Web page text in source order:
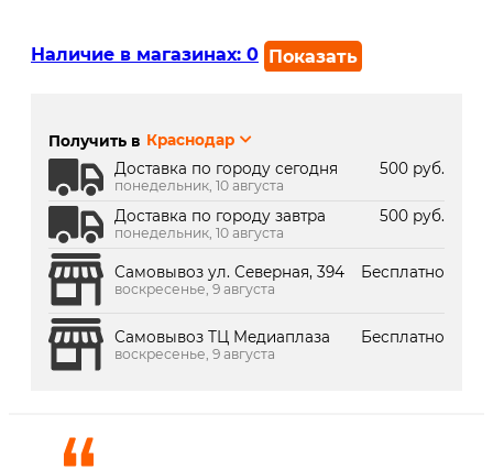
Наличие в магазинах: 0 Показать
г. Краснодар, ТК Медиаплаза:
Получить в Краснодар
Доставка по городу сегодня
500 руб.
понедельник, 10 августа
Доставка по городу завтра 500 руб.
понедельник, 10 августа
Самовывоз ул. Северная, 394 Бесплатно
воскресенье, 9 августа
Самовывоз ТЦ Медиаплаза Бесплатно
воскресенье, 9 августа